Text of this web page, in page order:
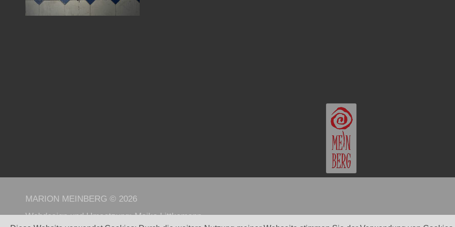
MARION MEINBERG © 2026
Webdesign und Umsetzung:Maike Littkemann